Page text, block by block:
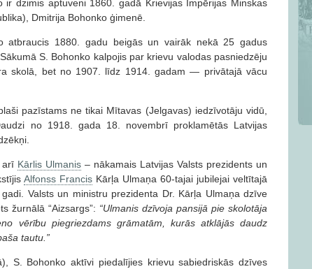
ir dzimis aptuveni 1860. gadā Krievijas Impērijas Minskas
Dmitrija Bohonko ģimenē.
atbraucis 1880. gadu beigās un vairāk nekā 25 gadus
S. Bohonko kalpojis par krievu valodas pasniedzēju
skolā, bet no 1907. līdz 1914. gadam — privātajā vācu
pazīstams ne tikai Mītavas (Jelgavas) iedzīvotāju vidū,
no 1918. gada 18. novembrī proklamētās Latvijas
arī Kārlis Ulmanis – nākamais Latvijas Valsts prezidents un
Alfonss Francis Kārļa Ulmaņa 60-tajai jubilejai veltītajā
Valsts un ministru prezidenta Dr. Kārļa Ulmaņa dzīve
žurnālā “Aizsargs”: “Ulmanis dzīvoja pansijā pie skolotāja
vērību piegriezdams grāmatām, kurās atklājās daudz
tautu.”
S. Bohonko aktīvi piedalījies krievu sabiedriskās dzīves